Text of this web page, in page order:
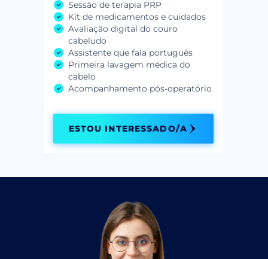
Sessão de terapia PRP
Kit de medicamentos e cuidados
Avaliação digital do couro
cabeludo
Assistente que fala português
Primeira lavagem médica do
cabelo
Acompanhamento pós-operatório
ESTOU INTERESSADO/A